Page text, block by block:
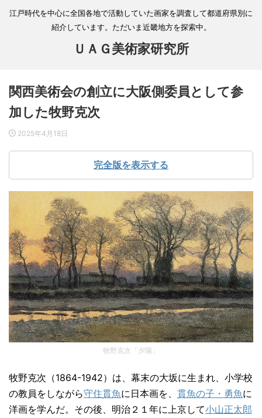
江戸時代を中心に全国各地で活動していた画家を調査して都道府県別に
紹介しています。ただいま近畿地方を探索中。
ＵＡＧ美術家研究所
関西美術会の創立に大阪側委員として参
加した牧野克次
2025年4月18日
完全版を表示する
牧野克次「夕陽」
牧野克次（1864-1942）は、幕末の大坂に生まれ、小学校
の教員をしながら守住貫魚に日本画を、 貫魚の子・勇魚に
洋画を学んだ。その後、明治２１年に上京して小山正太郎